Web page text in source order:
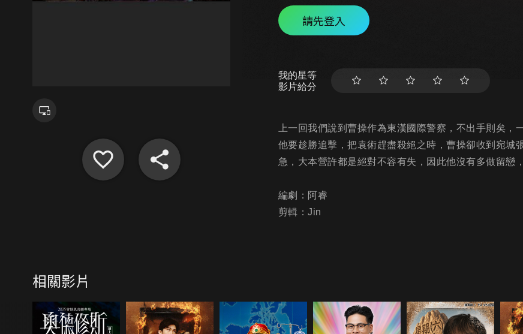
請先登入
我的星等
影片給分
上一回我們說到曹操作為東漢國際警察，不出手則矣
他要趁勝追擊，把袁術趕盡殺絕之時，曹操卻收到宛城
急，大本營許都是絕對不容有失，因此他沒有多做留戀
編劇：阿睿
剪輯：Jin
相關影片